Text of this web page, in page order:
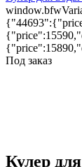
Под заказ
Кулер